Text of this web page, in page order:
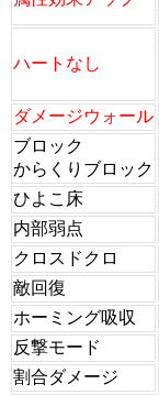
ハートなし
ダメージウォール
ブロック
からくりブロック
ひよこ床
内部弱点
クロスドクロ
敵回復
ホーミング吸収
反撃モード
割合ダメージ